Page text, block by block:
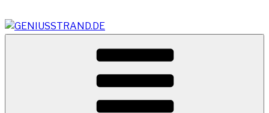
Inhalt
springen
GENIUSSTRAND.DE
Vom Geniusstrand zum JadeWeserPort/Container
Terminal Wilhelmshaven